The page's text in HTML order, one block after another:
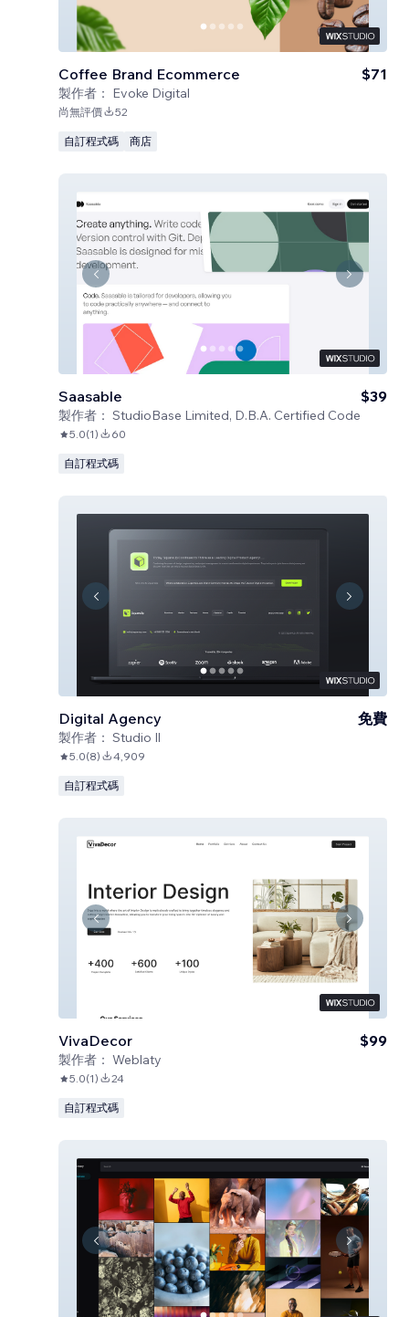
Coffee Brand Ecommerce
製作者： Evoke Digital
$71
尚無評價 52
自訂程式碼 商店
Saasable
製作者： StudioBase Limited, D.B.A. Certified Code
$39
5.0(1) 60
自訂程式碼
Digital Agency
製作者： Studio Il
免費
5.0(8) 4,909
自訂程式碼
VivaDecor
製作者： Weblaty
$99
5.0(1) 24
自訂程式碼